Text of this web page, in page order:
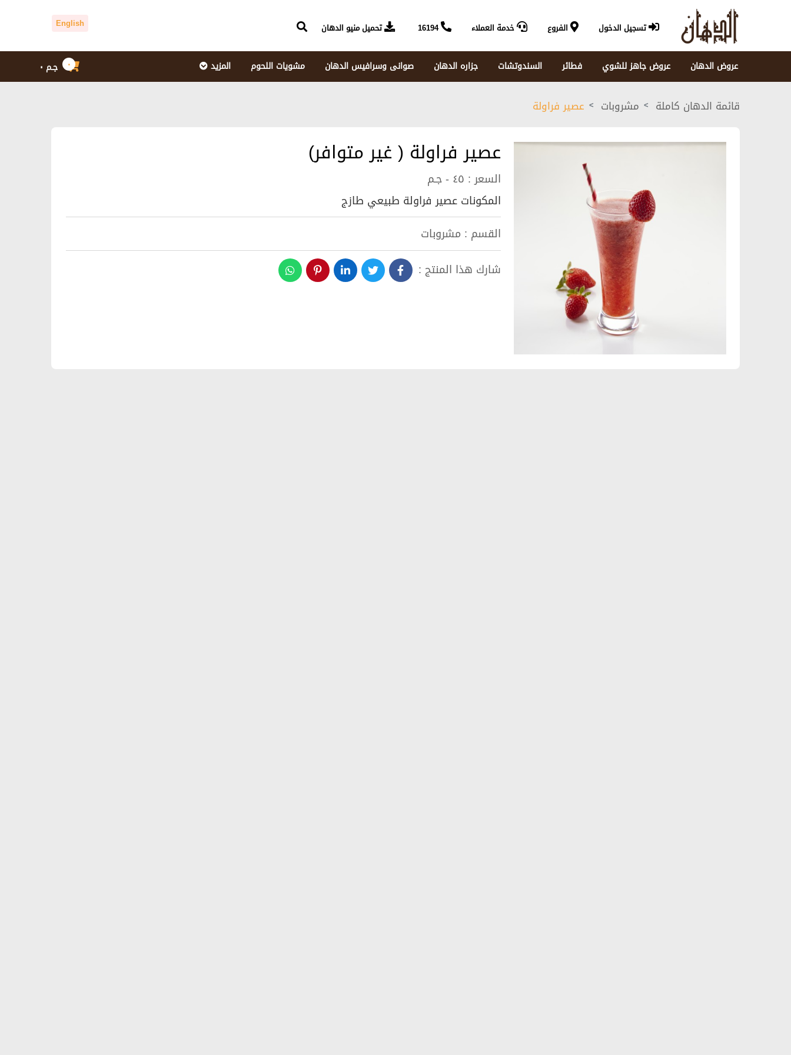
تسجيل الدخول الفروع خدمة العملاء 16194 تحميل منيو الدهان English
عروض الدهان عروض جاهز للشوي فطائر السندوتشات جزاره الدهان صوانى وسرافيس الدهان مشويات اللحوم المزيد ٠ جـم ٠
قائمة الدهان كاملة مشروبات عصير فراولة
عصير فراولة ( غير متوافر)
السعر : ٤٥ - جـم
المكونات عصير فراولة طبيعي طازج
القسم : مشروبات
شارك هذا المنتج :